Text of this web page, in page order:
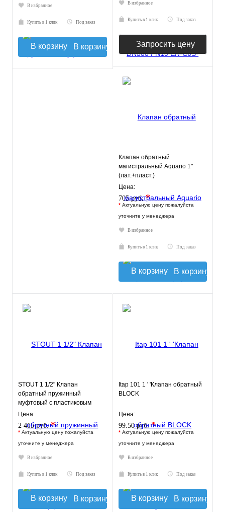
В избранное
Купить в 1 клик Под заказ
В корзину
В избранное
Купить в 1 клик Под заказ
Запросить цену
Клапан обратный
магистральный Aquario 1"
(лат.+пласт.)
Цена:
705 руб.*
* Актуальную цену пожалуйста
уточните у менеджера
В избранное
Купить в 1 клик Под заказ
В корзину
STOUT 1 1/2" Клапан
обратный пружинный
муфтовый с пластиковым
седлом
Цена:
2 415 руб.*
* Актуальную цену пожалуйста
уточните у менеджера
В избранное
Купить в 1 клик Под заказ
В корзину
Itap 101 1 ' 'Клапан обратный
BLOCK
Цена:
99.50 руб.*
* Актуальную цену пожалуйста
уточните у менеджера
В избранное
Купить в 1 клик Под заказ
В корзину